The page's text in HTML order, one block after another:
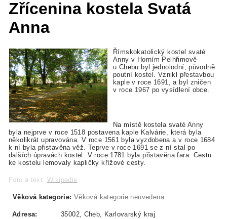
Zřícenina kostela Svatá
Anna
Římskokatolický kostel svaté
Anny v Horním Pelhřimově
u Chebu byl jednolodní, původně
poutní kostel. Vznikl přestavbou
kaple v roce 1691, a byl zničen
v roce 1967 po vysídlení obce.
Na místě kostela svaté Anny
byla nejprve v roce 1518 postavena kaple Kalvárie, která byla
několikrát upravována. V roce 1561 byla vyzdobena a v roce 1684
k ní byla přistavěna věž. Teprve v roce 1691 se z ní stal po
dalších úpravách kostel. V roce 1781 byla přistavěna fara. Cestu
ke kostelu lemovaly kapličky křížové cesty.
Foto a text: Wikipedie
Věková kategorie: Věková kategorie neuvedena
Adresa:
35002, Cheb, Karlovarský kraj